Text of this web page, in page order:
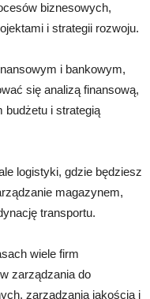
biznesowych,
i strategii rozwoju.
i bankowym,
się analizą finansową,
budżetu i strategią
logistyki, gdzie będziesz
magazynem,
transportu.
wiele firm
zarządzania do
zarządzania jakością i